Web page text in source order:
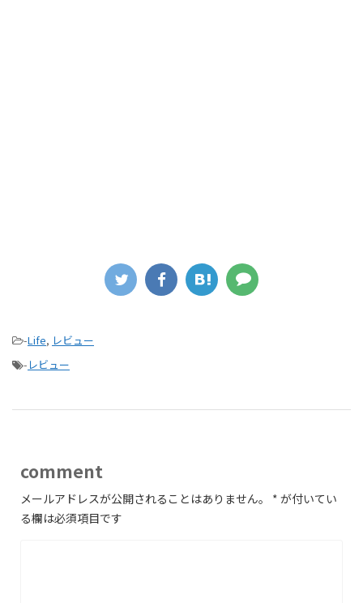
-Life, レビュー
- レビュー
comment
メールアドレスが公開されることはありません。 * が付いてい
る欄は必須項目です